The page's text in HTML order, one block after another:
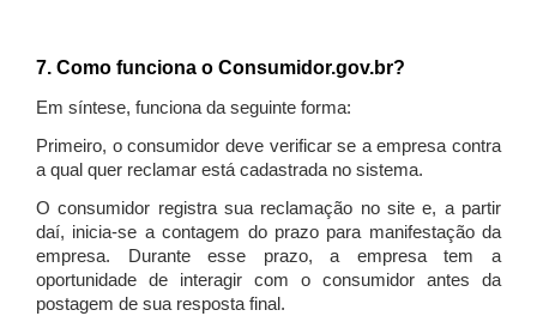
7. Como funciona o Consumidor.gov.br?
Em síntese, funciona da seguinte forma:
Primeiro, o consumidor deve verificar se a empresa contra
a qual quer reclamar está cadastrada no sistema.
O consumidor registra sua reclamação no site e, a partir
daí, inicia-se a contagem do prazo para manifestação da
empresa. Durante esse prazo, a empresa tem a
oportunidade de interagir com o consumidor antes da
postagem de sua resposta final.